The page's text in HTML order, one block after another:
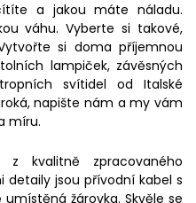
a jakou máte náladu.
váhu. Vyberte si takové,
si doma příjemnou
lampiček, závěsných
svítidel od Italské
napište nám a my vám
míru.
z kvalitně zpracovaného
detaily jsou přívodní kabel s
žárovka. Skvěle se